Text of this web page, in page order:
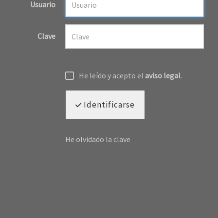
Usuario
Clave
He leído y acepto el aviso legal.
Identificarse
He olvidado la clave